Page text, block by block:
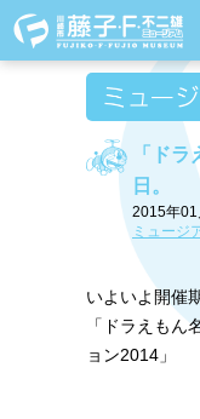
「ド
日。
2015年01
ミュージ
いよいよ開催
「ドラえもん
ョン2014」